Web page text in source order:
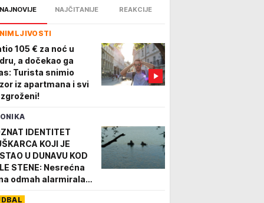
NAJNOVIJE NAJČITANIJE REAKCIJE
105 € za noć u
a dočekao ga
Turista snimio
iz apartmana i svi
IDENTITET
KOJI JE
U DUNAVU KOD
STENE: Nesrećna
odmah alarmirala